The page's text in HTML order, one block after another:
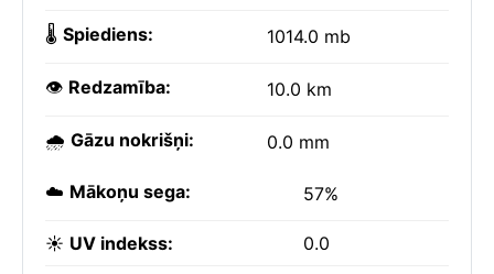
🌡️ Spiediens: 1014.0 mb
👁️ Redzamība: 10.0 km
🌧️ Gāzu nokrišņi: 0.0 mm
☁️ Mākoņu sega: 57%
☀️ UV indekss: 0.0